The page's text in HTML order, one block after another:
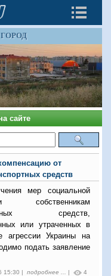
сайте
от
средств
мер социальной
собственникам
средств,
или утраченных в
агрессии Украины на
подать заявление
15:30 | подробнее ... | 4